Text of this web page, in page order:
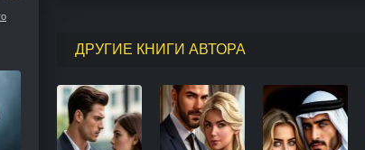
ДРУГИЕ КНИГИ АВТОРА